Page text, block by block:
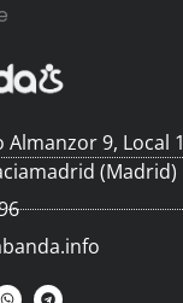
Almanzor 9, Local 1
(Madrid)